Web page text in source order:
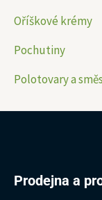
Oříškové krémy
Pochutiny
Polotovary a
Prodejna a